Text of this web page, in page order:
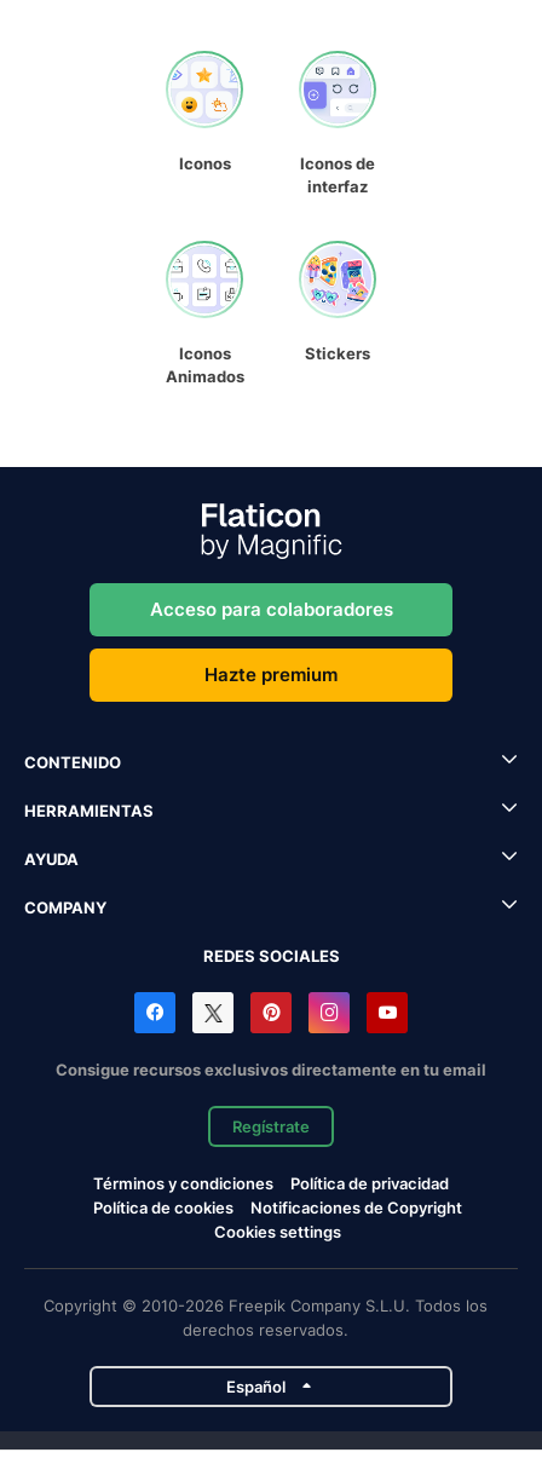
Iconos
Iconos de
interfaz
Iconos
Animados
Stickers
Acceso para colaboradores
Hazte premium
CONTENIDO
HERRAMIENTAS
AYUDA
COMPANY
REDES SOCIALES
Consigue recursos exclusivos directamente en tu email
Regístrate
Términos y condiciones
Política de privacidad
Política de cookies
Notificaciones de Copyright
Cookies settings
Copyright © 2010-2026 Freepik Company S.L.U. Todos los
derechos reservados.
Español